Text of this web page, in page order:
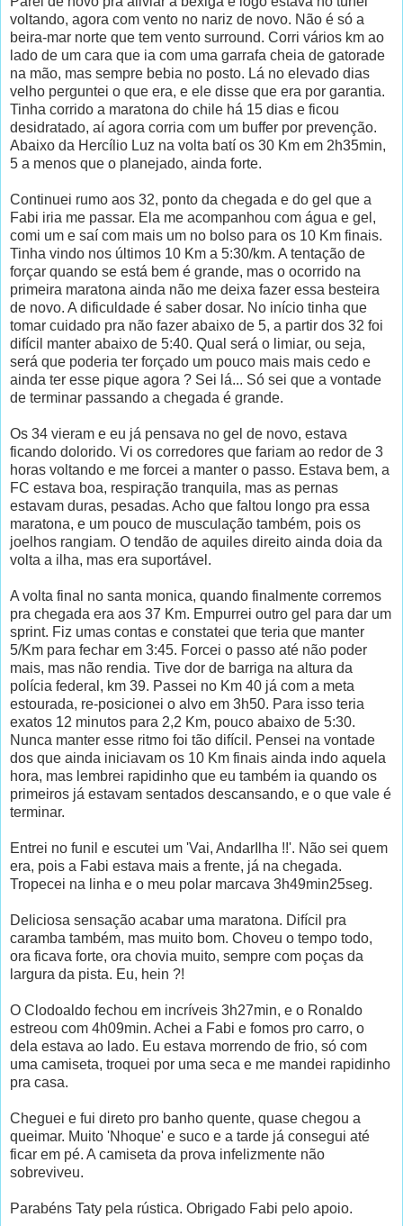
voltando, agora com vento no nariz de novo. Não é só a
beira-mar norte que tem vento surround. Corri vários km ao
lado de um cara que ia com uma garrafa cheia de gatorade
na mão, mas sempre bebia no posto. Lá no elevado dias
velho perguntei o que era, e ele disse que era por garantia.
Tinha corrido a maratona do chile há 15 dias e ficou
desidratado, aí agora corria com um buffer por prevenção.
Abaixo da Hercílio Luz na volta batí os 30 Km em 2h35min,
5 a menos que o planejado, ainda forte.
Continuei rumo aos 32, ponto da chegada e do gel que a
Fabi iria me passar. Ela me acompanhou com água e gel,
comi um e saí com mais um no bolso para os 10 Km finais.
Tinha vindo nos últimos 10 Km a 5:30/km. A tentação de
forçar quando se está bem é grande, mas o ocorrido na
primeira maratona ainda não me deixa fazer essa besteira
de novo. A dificuldade é saber dosar. No início tinha que
tomar cuidado pra não fazer abaixo de 5, a partir dos 32 foi
difícil manter abaixo de 5:40. Qual será o limiar, ou seja,
será que poderia ter forçado um pouco mais mais cedo e
ainda ter esse pique agora ? Sei lá... Só sei que a vontade
de terminar passando a chegada é grande.
Os 34 vieram e eu já pensava no gel de novo, estava
ficando dolorido. Vi os corredores que fariam ao redor de 3
horas voltando e me forcei a manter o passo. Estava bem, a
FC estava boa, respiração tranquila, mas as pernas
estavam duras, pesadas. Acho que faltou longo pra essa
maratona, e um pouco de musculação também, pois os
joelhos rangiam. O tendão de aquiles direito ainda doia da
volta a ilha, mas era suportável.
A volta final no santa monica, quando finalmente corremos
pra chegada era aos 37 Km. Empurrei outro gel para dar um
sprint. Fiz umas contas e constatei que teria que manter
5/Km para fechar em 3:45. Forcei o passo até não poder
mais, mas não rendia. Tive dor de barriga na altura da
polícia federal, km 39. Passei no Km 40 já com a meta
estourada, re-posicionei o alvo em 3h50. Para isso teria
exatos 12 minutos para 2,2 Km, pouco abaixo de 5:30.
Nunca manter esse ritmo foi tão difícil. Pensei na vontade
dos que ainda iniciavam os 10 Km finais ainda indo aquela
hora, mas lembrei rapidinho que eu também ia quando os
primeiros já estavam sentados descansando, e o que vale é
terminar.
Entrei no funil e escutei um 'Vai, AndarIlha !!'. Não sei quem
era, pois a Fabi estava mais a frente, já na chegada.
Tropecei na linha e o meu polar marcava 3h49min25seg.
Deliciosa sensação acabar uma maratona. Difícil pra
caramba também, mas muito bom. Choveu o tempo todo,
ora ficava forte, ora chovia muito, sempre com poças da
largura da pista. Eu, hein ?!
O Clodoaldo fechou em incríveis 3h27min, e o Ronaldo
estreou com 4h09min. Achei a Fabi e fomos pro carro, o
dela estava ao lado. Eu estava morrendo de frio, só com
uma camiseta, troquei por uma seca e me mandei rapidinho
pra casa.
Cheguei e fui direto pro banho quente, quase chegou a
queimar. Muito 'Nhoque' e suco e a tarde já consegui até
ficar em pé. A camiseta da prova infelizmente não
sobreviveu.
Parabéns Taty pela rústica. Obrigado Fabi pelo apoio.